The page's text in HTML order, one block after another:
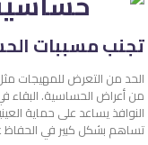
تجنب مسببات
الحد من التعرض للمهيجات
من أعراض الحساسية. البقاء
النوافذ يساعد على حماية
تساهم بشكل كبير في الحفاظ